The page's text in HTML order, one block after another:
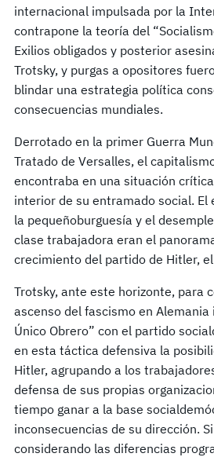
internacional impulsada por la
contrapone la teoría del
Exilios obligados y posterior
Trotsky, y purgas a opositores
blindar una estrategia política
consecuencias mundiales.
Derrotado en la primer Guerra
Tratado de Versalles, el
encontraba en una situación
interior de su entramado social. El
la pequeñoburguesía y el
clase trabajadora eran el
crecimiento del partido de Hitler,
Trotsky, ante este horizonte, para
ascenso del fascismo en
Único Obrero” con el partido
en esta táctica defensiva la
Hitler, agrupando a los
defensa de sus propias
tiempo ganar a la base
inconsecuencias de su dirección.
considerando las diferencias